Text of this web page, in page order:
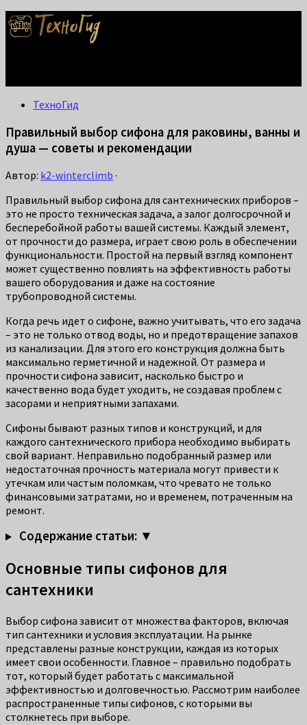
ТехноГид
Правильный выбор сифона для раковины, ванны и
душа — советы и рекомендации
Автор: k2-winterclimb ·
Правильный выбор сифона для сантехнических приборов –
это не просто техническая задача, а залог долгосрочной и
бесперебойной работы вашей системы. Каждый элемент,
от прочности до размера, играет свою роль в обеспечении
функциональности. Простой на первый взгляд компонент
может существенно повлиять на эффективность работы
вашего оборудования и даже на состояние
трубопроводной системы.
Когда речь идет о сифоне, важно учитывать, что его задача
– это не только отвод воды, но и предотвращение запахов
из канализации. Для этого его конструкция должна быть
максимально герметичной и надежной. От размера и
прочности сифона зависит, насколько быстро и
качественно вода будет уходить, не создавая проблем с
засорами и неприятными запахами.
Сифоны бывают разных типов и конструкций, и для
каждого сантехнического прибора необходимо выбирать
свой вариант. Неправильно подобранный размер или
недостаточная прочность материала могут привести к
утечкам или частым поломкам, что чревато не только
финансовыми затратами, но и временем, потраченным на
ремонт.
Содержание статьи: ▼
Основные типы сифонов для
сантехники
Выбор сифона зависит от множества факторов, включая
тип сантехники и условия эксплуатации. На рынке
представлены разные конструкции, каждая из которых
имеет свои особенности. Главное – правильно подобрать
тот, который будет работать с максимальной
эффективностью и долговечностью. Рассмотрим наиболее
распространенные типы сифонов, с которыми вы
столкнетесь при выборе.